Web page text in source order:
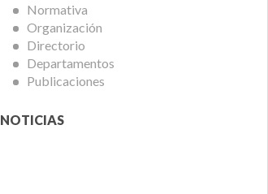
Normativa
Organización
Directorio
Departamentos
Publicaciones
NOTICIAS